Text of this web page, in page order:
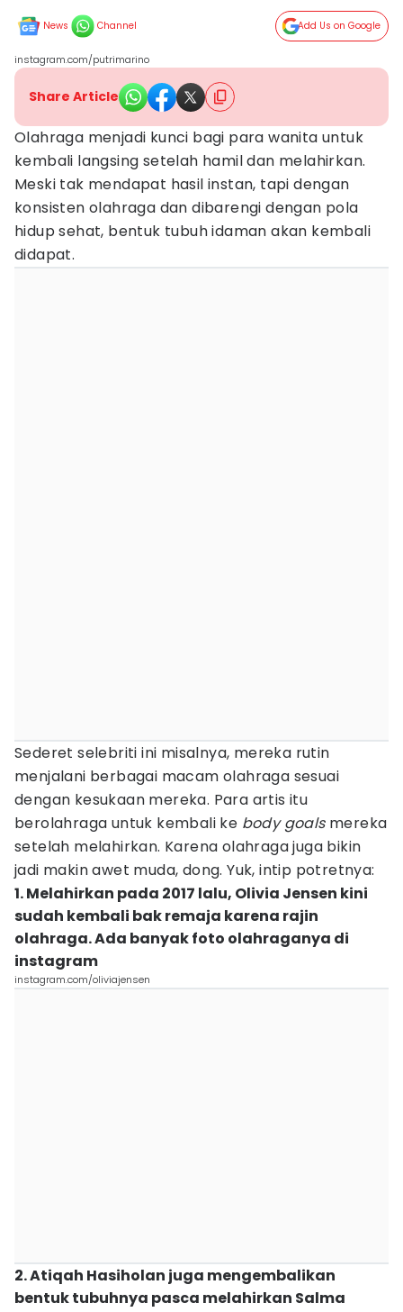
News Channel Add Us on Google
instagram.com/putrimarino
Share Article
Olahraga menjadi kunci bagi para wanita untuk
kembali langsing setelah hamil dan melahirkan.
Meski tak mendapat hasil instan, tapi dengan
konsisten olahraga dan dibarengi dengan pola
hidup sehat, bentuk tubuh idaman akan kembali
didapat.
Sederet selebriti ini misalnya, mereka rutin
menjalani berbagai macam olahraga sesuai
dengan kesukaan mereka. Para artis itu
berolahraga untuk kembali ke body goalsmereka
setelah melahirkan. Karena olahraga juga bikin
jadi makin awet muda, dong. Yuk, intip potretnya:
1. Melahirkan pada 2017 lalu, Olivia Jensen kini
sudah kembali bak remaja karena rajin
olahraga. Ada banyak foto olahraganya di
instagram
instagram.com/oliviajensen
2. Atiqah Hasiholan juga mengembalikan
bentuk tubuhnya pasca melahirkan Salma